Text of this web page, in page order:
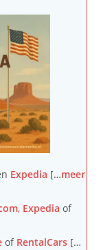
Expedia […meer
, Expedia of
of RentalCars […